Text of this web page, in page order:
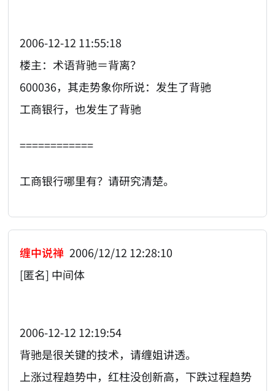
2006-12-12 11:55:18
楼主：术语背驰＝背离？
600036，其走势象你所说：发生了背驰
工商银行，也发生了背驰
============
工商银行哪里有？请研究清楚。
缠中说禅 2006/12/12 12:28:10
[匿名] 中间体
2006-12-12 12:19:54
背驰是很关键的技术，请缠姐讲透。
上涨过程趋势中，红柱没创新高，下跌过程趋势